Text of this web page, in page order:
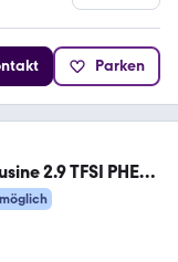
Parken
2.9 TFSI PHEV